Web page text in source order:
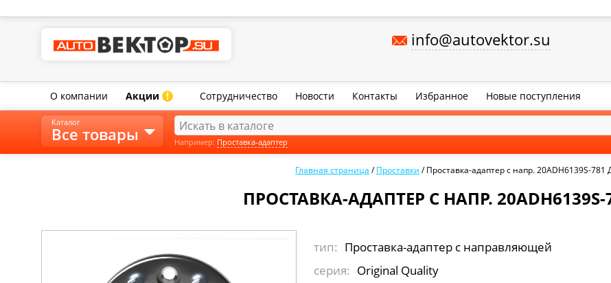
info@autovektor.su
О компании Акции ! Сотрудничество Новости Контакты Избранное Новые поступления
Главная страница /Проставки /Проставка-адаптер с напр. 20ADH6139S-781
ПРОСТАВКА-АДАПТЕР С НАПР. 20ADH6139S-
тип: Проставка-адаптер с направляющей
серия: Original Quality
Каталог
Все товары Например: Проставка-адаптер